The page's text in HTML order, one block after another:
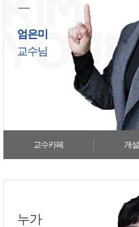
엄은미
교수님
교수카페 개
누가